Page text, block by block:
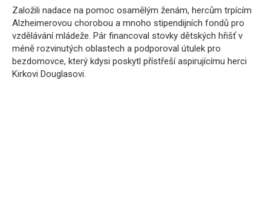
Založili nadace na pomoc osamělým ženám, hercům trpícím
Alzheimerovou chorobou a mnoho stipendijních fondů pro
vzdělávání mládeže. Pár financoval stovky dětských hřišť v
méně rozvinutých oblastech a podporoval útulek pro
bezdomovce, který kdysi poskytl přístřeší aspirujícímu herci
Kirkovi Douglasovi.